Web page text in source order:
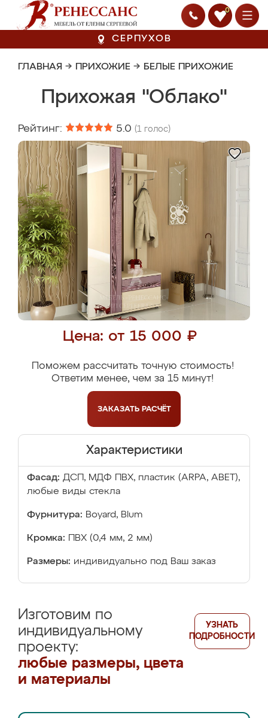
0
СЕРПУХОВ
ГЛАВНАЯ → ПРИХОЖИЕ → БЕЛЫЕ ПРИХОЖИЕ
Прихожая "Облако"
Рейтинг: 5.0 (1 голос)
Цена: от 15 000 ₽
Поможем рассчитать точную стоимость!
Ответим менее, чем за 15 минут!
ЗАКАЗАТЬ РАСЧЁТ
Характеристики
Фасад: ДСП, МДФ ПВХ, пластик (ARPA, ABET),
любые виды стекла
Фурнитура: Boyard, Blum
Кромка: ПВХ (0,4 мм, 2 мм)
Размеры: индивидуально под Ваш заказ
Изготовим по
индивидуальному
проекту:
любые размеры, цвета
и материалы
УЗНАТЬ
ПОДРОБНОСТИ